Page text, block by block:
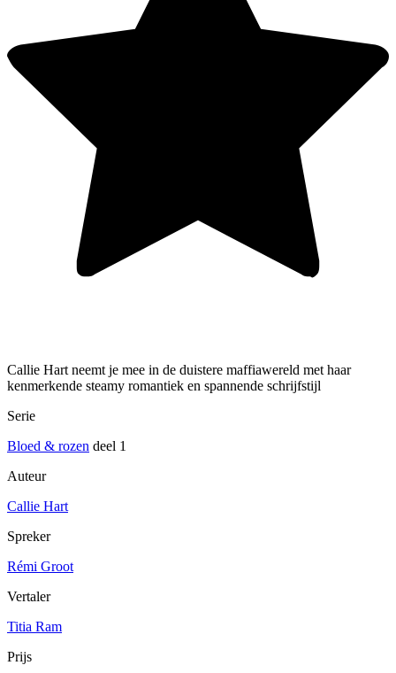
Callie Hart neemt je mee in de duistere maffiawereld met haar
kenmerkende steamy romantiek en spannende schrijfstijl
Serie
Bloed & rozen deel 1
Auteur
Callie Hart
Spreker
Rémi Groot
Vertaler
Titia Ram
Prijs